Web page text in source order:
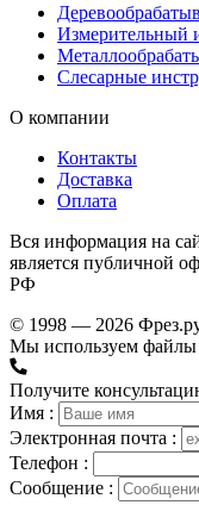
Измерительный
Слесарные
О компании
Контакты
Доставка
Оплата
Вся информация на
является публичной
РФ
© 1998 — 2026
Мы используем файлы
Получите
Имя :
Электронная почта :
Телефон :
Сообщение :